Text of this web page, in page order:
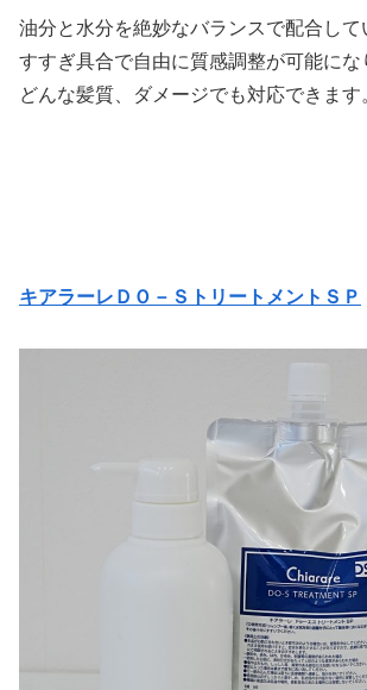
油分と水分を絶妙なバランスで配合して
すすぎ具合で自由に質感調整が可能にな
どんな髪質、ダメージでも対応できます
キアラーレＤＯ－ＳトリートメントＳＰ